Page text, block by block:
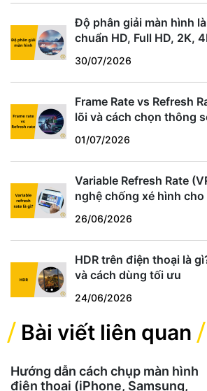
Độ phân giải màn hình
chuẩn HD, Full HD, 2K,
30/07/2026
Frame Rate vs Refresh
lõi và cách chọn thông
01/07/2026
Variable Refresh Rate
nghệ chống xé hình cho
PS5, Xbox
26/06/2026
HDR trên điện thoại là
và cách dùng tối ưu
24/06/2026
Bài viết liên quan
Hướng dẫn cách chụp màn hình
điện thoại (iPhone, Samsung,